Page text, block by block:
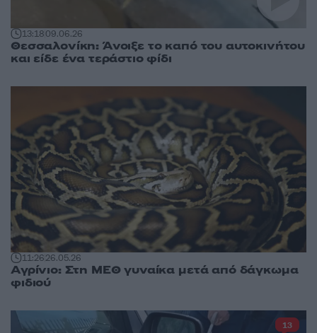
13:1809.06.26
Θεσσαλονίκη: Άνοιξε το καπό του αυτοκινήτου
και είδε ένα τεράστιο φίδι
11:2626.05.26
Αγρίνιο: Στη ΜΕΘ γυναίκα μετά από δάγκωμα
φιδιού
13